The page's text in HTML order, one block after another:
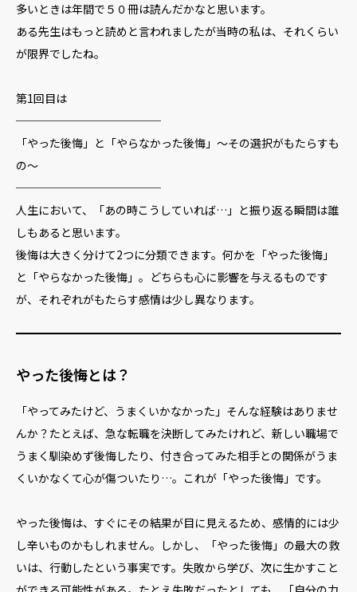
多いときは年間で５０冊は読んだかなと思います。
ある先生はもっと読めと言われましたが当時の私は、それくらい
が限界でしたね。
第1回目は
─────────────
「やった後悔」と「やらなかった後悔」〜その選択がもたらすも
の〜
─────────────
人生において、「あの時こうしていれば…」と振り返る瞬間は誰
しもあると思います。
後悔は大きく分けて2つに分類できます。何かを「やった後悔」
と「やらなかった後悔」。どちらも心に影響を与えるものです
が、それぞれがもたらす感情は少し異なります。
やった後悔とは？
「やってみたけど、うまくいかなかった」そんな経験はありませ
んか？たとえば、急な転職を決断してみたけれど、新しい職場で
うまく馴染めず後悔したり、付き合ってみた相手との関係がうま
くいかなくて心が傷ついたり…。これが「やった後悔」です。
やった後悔は、すぐにその結果が目に見えるため、感情的には少
し辛いものかもしれません。しかし、「やった後悔」の最大の救
いは、行動したという事実です。失敗から学び、次に生かすこと